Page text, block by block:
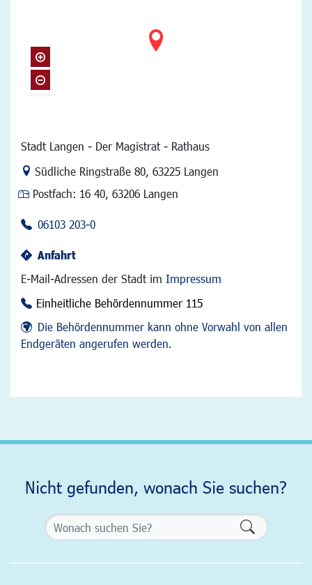
Stadt Langen - Der Magistrat - Rathaus
Link zur Google-Maps Navigation
Südliche Ringstraße 80, 63225 Langen
Postfach: 16 40, 63206 Langen
06103 203-0
Anfahrt
E-Mail-Adressen der Stadt im Impressum
Einheitliche Behördennummer 115
Die Behördennummer kann ohne Vorwahl von allen
Endgeräten angerufen werden.
Nicht gefunden, wonach Sie suchen?